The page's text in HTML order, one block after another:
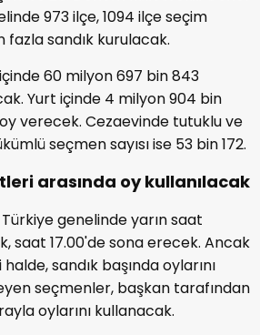
973 ilçe, 1094 ilçe seçim
fazla sandık kurulacak.
60 milyon 697 bin 843
Yurt içinde 4 milyon 904 bin
verecek. Cezaevinde tutuklu ve
seçmen sayısı ise 53 bin 172.
arasında oy kullanılacak
genelinde yarın saat
saat 17.00'de sona erecek. Ancak
sandık başında oylarını
seçmenler, başkan tarafından
oylarını kullanacak.